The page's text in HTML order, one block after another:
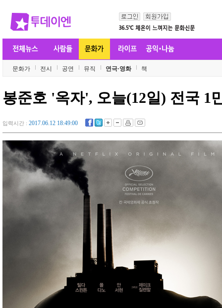
문화가 전시 공연 뮤직 연극·영화 책
봉준호 '옥자', 오늘(12일) 전국 1
입력시간 : 2017.06.12 18:49:00